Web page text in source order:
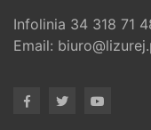
Infolinia 34 318 71
Email: